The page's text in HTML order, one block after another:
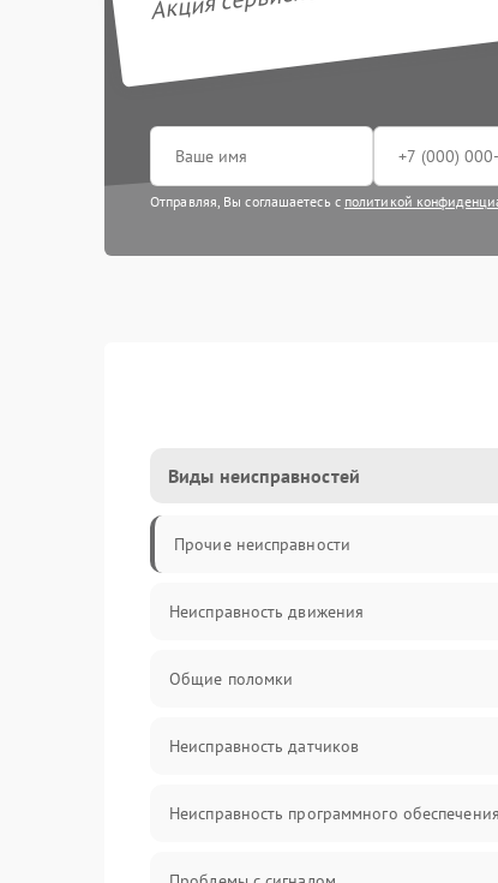
Отправляя, Вы соглашаетесь с политикой
Виды неисправностей
Прочие неисправности
Неисправность движения
Общие поломки
Неисправность датчиков
Неисправность программного обеспечения